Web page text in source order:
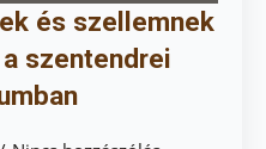
és szellemnek
szentendrei